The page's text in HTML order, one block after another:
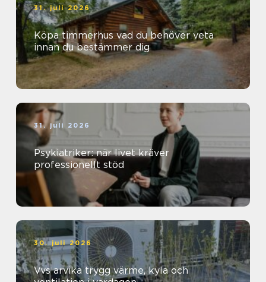
31. juli 2026
Köpa timmerhus vad du behöver veta
innan du bestämmer dig
31. juli 2026
Psykiatriker: när livet kräver
professionellt stöd
30. juli 2026
Vvs arvika trygg värme, kyla och